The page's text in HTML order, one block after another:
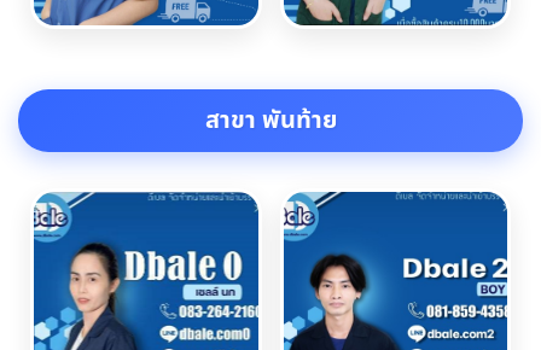
สาขา พันท้าย